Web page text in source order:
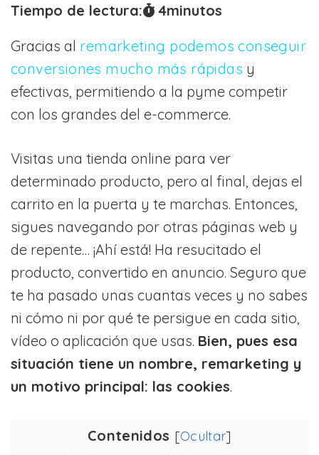
Tiempo de lectura: 4minutos
Gracias al remarketing podemos conseguir
conversiones mucho más rápidas y
efectivas, permitiendo a la pyme competir
con los grandes del e-commerce.
Visitas una tienda online para ver
determinado producto, pero al final, dejas el
carrito en la puerta y te marchas. Entonces,
sigues navegando por otras páginas web y
de repente… ¡Ahí está! Ha resucitado el
producto, convertido en anuncio. Seguro que
te ha pasado unas cuantas veces y no sabes
ni cómo ni por qué te persigue en cada sitio,
vídeo o aplicación que usas. Bien, pues esa
situación tiene un nombre, remarketing y
un motivo principal: las cookies.
Contenidos [Ocultar]